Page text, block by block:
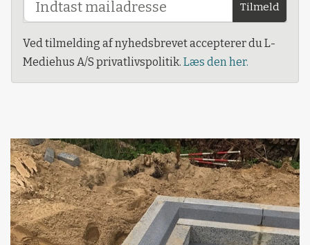
Tilmeld
Ved tilmelding af nyhedsbrevet accepterer du L-
Mediehus A/S privatlivspolitik. Læs den her.